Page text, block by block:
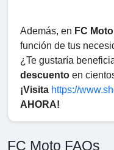
Además, en FC Moto
función de tus
¿Te gustaría
descuento en
¡Visita https://
AHORA!
FC Moto FAQs